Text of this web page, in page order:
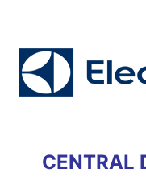
conteúdo
CENTRAL